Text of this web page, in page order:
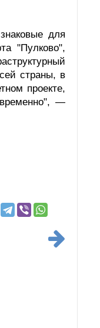
для
"Пулково",
страны, в
проекте,
—